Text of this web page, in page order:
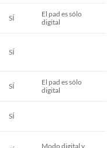
SÍ
El pad es sólo
digital
SÍ
SÍ
El pad es sólo
digital
SÍ
Modo digital y